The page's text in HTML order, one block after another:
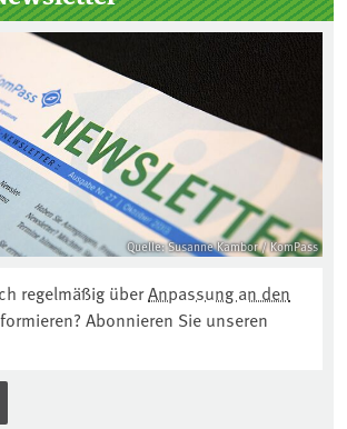
Quelle: Susanne Kambor / KomPass
regelmäßig überAnpassung an den
Abonnieren Sie unseren